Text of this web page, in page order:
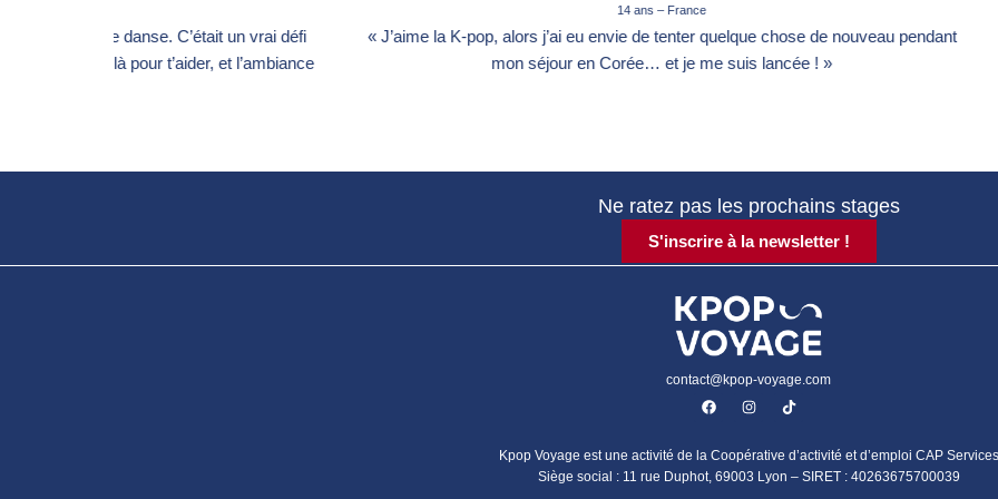
« J’aime la K-pop, alors j’ai eu envie de tenter quelque chose de nouveau pendant
mon séjour en Corée… et je me suis lancée ! »
« C’est vraiment amusant et
Ne ratez pas les prochains stages
S'inscrire à la newsletter !
contact@kpop-voyage.com
F
a
b
o
o
I
n
a
g
r
T
i
o
Kpop Voyage est une activité de la Coopérative d’activité et d’emploi CAP Services
Siège social : 11 rue Duphot, 69003 Lyon – SIRET : 40263675700039